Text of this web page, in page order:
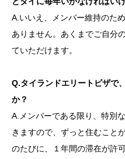
A.いいえ、メンバー維持のた
ありません。あくまでご自分
ていただけます。
Q.タイランドエリートビザで
か？
A.メンバーである限り、特別
きますので、ずっと住むこと
のたびに、１年間の滞在が許